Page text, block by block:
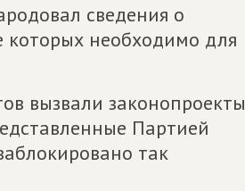
сведения о
которых необходимо для
вызвали законопроекты
Партией
так